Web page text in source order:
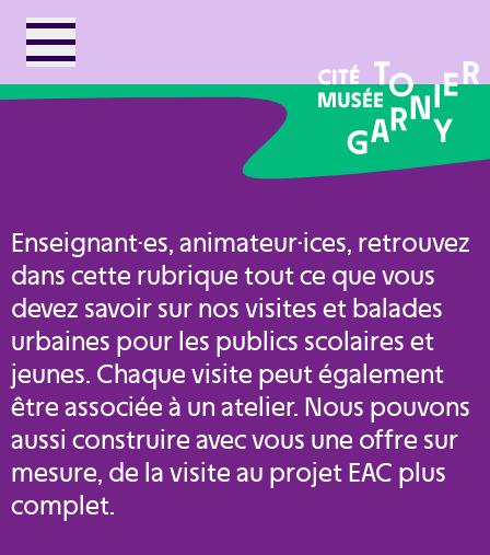
Enseignant·es, animateur·ices, retrouvez
dans cette rubrique tout ce que vous
devez savoir sur nos visites et balades
urbaines pour les publics scolaires et
jeunes. Chaque visite peut également
être associée à un atelier. Nous pouvons
aussi construire avec vous une offre sur
mesure, de la visite au projet EAC plus
complet.